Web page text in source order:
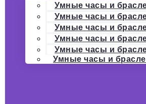
Умные часы и
Умные часы и
Умные часы и
Умные часы и
Умные часы и
Умные часы и